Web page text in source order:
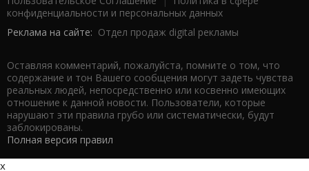
конфиденциальности и персональных данных
Реклама на сайте: Отдел продаж digital рекламы
Оставляя комментарий, пожалуйста, помните о том, что
содержание и тон Вашего сообщения могут задеть чувства
реальных людей, непосредственно или косвенно имеющих
отношение к данной новости. Пользователи, которые
нарушают эти правила грубо или систематически, будут
заблокированы.
Полная версия правил
x